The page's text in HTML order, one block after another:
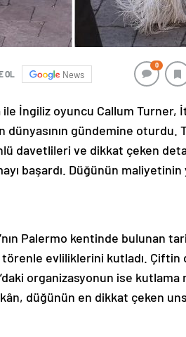
OL News
0
ile İngiliz oyuncu Callum Turner,
dünyasının gündemine oturdu.
davetlileri ve dikkat çeken
başardı. Düğünün maliyetinin
Palermo kentinde bulunan
törenle evliliklerini kutladı.
organizasyonun ise kutlama
düğünün en dikkat çeken